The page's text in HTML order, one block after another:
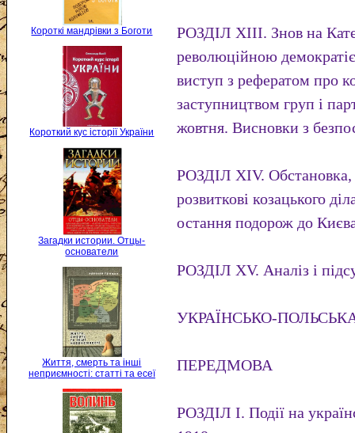
Короткі мандрівки з Боготи
Короткий кус історії України
Загадки истории. Отцы-
основатели
Життя, смерть та інші
неприємності: статті та есеї
РОЗДІЛ XIII. Знов на
революційною
виступ з рефератом про
заступництвом груп і
жовтня. Висновки з
РОЗДІЛ XIV.
розвиткові козацького
остання подорож до
РОЗДІЛ XV. Аналіз і
УКРАЇНСЬКО-
ПЕРЕДМОВА
РОЗДІЛ І. Події на